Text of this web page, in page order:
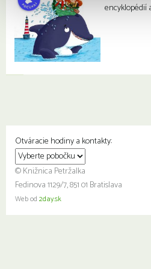
encyklopédií
Otváracie hodiny a kontakty:
© Knižnica Petržalka
Fedinova 1129/7, 851 01 Bratislava
Web od 2day.sk